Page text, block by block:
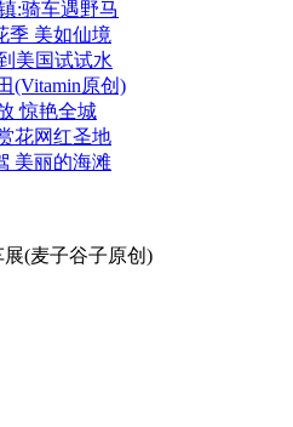
:骑车遇野马
季 美如仙境
美国试试水
(Vitamin原创)
惊艳全城
花网红圣地
美丽的海滩
(麦子谷子原创)